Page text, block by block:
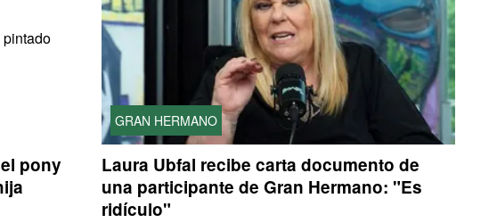
pony
GRAN HERMANO
Laura Ubfal recibe carta documento de
una participante de Gran Hermano: "Es
ridículo"